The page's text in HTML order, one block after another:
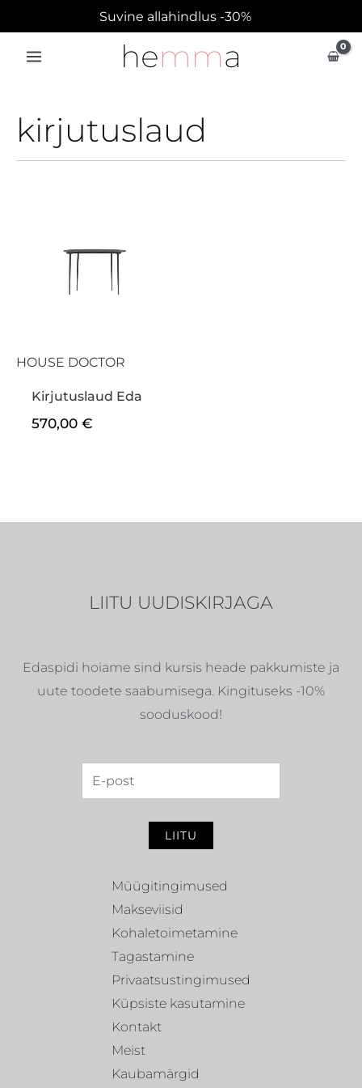
to
content
kirjutuslaud
HOUSE DOCTOR
Kirjutuslaud Eda
570,00€
LIITU UUDISKIRJAGA
Edaspidi hoiame sind kursis heade pakkumiste ja
uute toodete saabumisega. Kingituseks -10%
sooduskood!
LIITU
Müügitingimused
Makseviisid
Kohaletoimetamine
Tagastamine
Privaatsustingimused
Küpsiste kasutamine
Kontakt
Meist
Kaubamärgid
Suvine allahindlus -30%